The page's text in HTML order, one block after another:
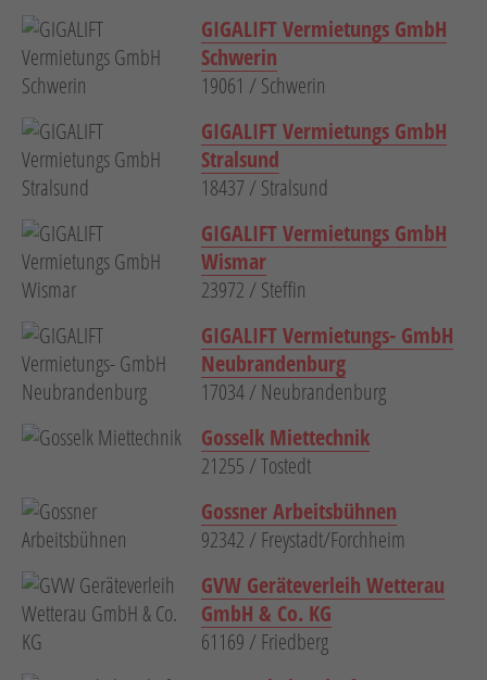
GIGALIFT Vermietungs GmbH
Schwerin
19061 / Schwerin
GIGALIFT Vermietungs GmbH
Stralsund
18437 / Stralsund
GIGALIFT Vermietungs GmbH
Wismar
23972 / Steffin
GIGALIFT Vermietungs- GmbH
Neubrandenburg
17034 / Neubrandenburg
Gosselk Miettechnik
21255 / Tostedt
Gossner Arbeitsbühnen
92342 / Freystadt/Forchheim
GVW Geräteverleih Wetterau
GmbH & Co. KG
61169 / Friedberg